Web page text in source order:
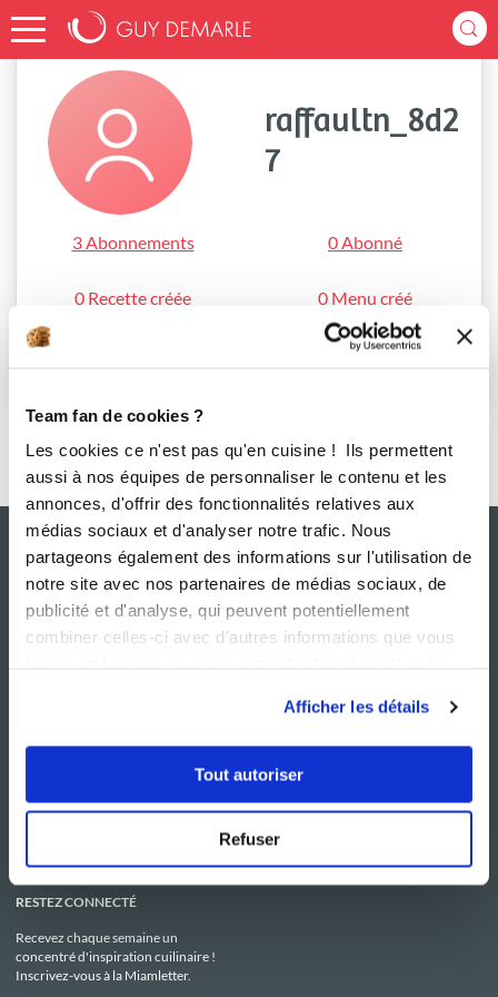
Team fan de cookies ?
Les cookies ce n'est pas qu'en cuisine ! Ils permettent
aussi à nos équipes de personnaliser le contenu et les
annonces, d'offrir des fonctionnalités relatives aux
médias sociaux et d'analyser notre trafic. Nous
partageons également des informations sur l'utilisation de
notre site avec nos partenaires de médias sociaux, de
publicité et d'analyse, qui peuvent potentiellement
combiner celles-ci avec d'autres informations que vous
Afficher les détails
Tout autoriser
Refuser
Accueil raffaultn_8d27
raffaultn_8d2
7
3 Abonnements 0 Abonné
0 Recette créée 0 Menu créé
Le Mag'
Boutique
C.G.U
Politique de confidentialité
Utilisation des Cookies
RESTEZ CONNECTÉ
Recevez chaque semaine un
concentré d'inspiration cuilinaire !
Inscrivez-vous à la Miamletter.